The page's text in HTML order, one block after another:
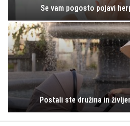
Se vam pogosto pojavi
Postali ste družina in